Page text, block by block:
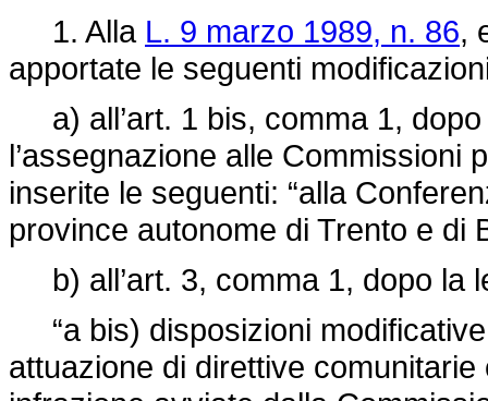
1. Alla L. 9 marzo 1989, n. 86,
apportate le seguenti
a) all’art. 1 bis, comma 1, dopo
l’assegnazione alle Commissioni
inserite le seguenti: “alla
province autonome di Trento e di
b) all’art. 3, comma 1, dopo la
“a bis) disposizioni
attuazione di direttive